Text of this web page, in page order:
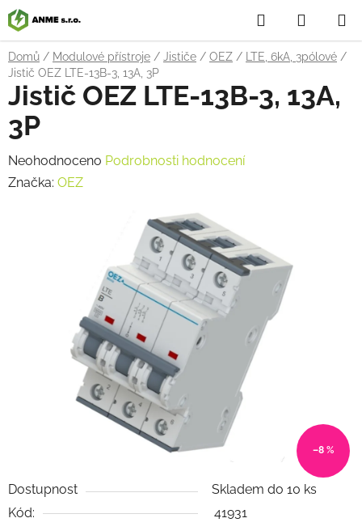
Přejít
na
obsah
Hledat
KOŠÍK
Domů / Modulové přístroje / Jističe / OEZ / LTE, 6kA, 3pólové /
Jistič OEZ LTE-13B-3, 13A, 3P
Dostupnost
Skladem do 10 ks
Kód:
41931
Jistič OEZ LTE-13B-3, 13A,
3P
Průměrné
hodnocení
Neohodnoceno Podrobnosti hodnocení
Značka: OEZ
–8 %